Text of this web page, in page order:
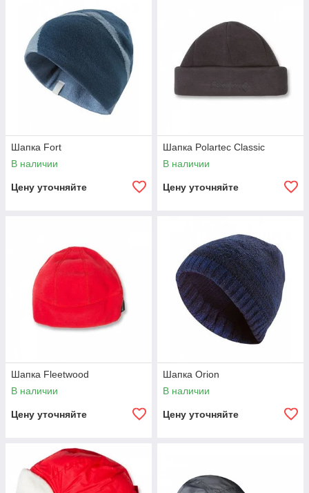
Шапка Fort
В наличии
Цену уточняйте
Шапка Polartec Classic
В наличии
Цену уточняйте
Шапка Fleetwood
В наличии
Цену уточняйте
Шапка Orion
В наличии
Цену уточняйте